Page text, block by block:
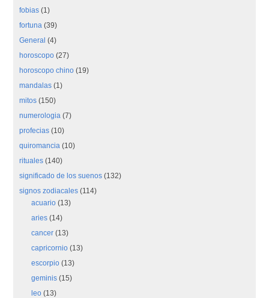
fobias (1)
fortuna (39)
General (4)
horoscopo (27)
horoscopo chino (19)
mandalas (1)
mitos (150)
numerologia (7)
profecias (10)
quiromancia (10)
rituales (140)
significado de los suenos (132)
signos zodiacales (114)
acuario (13)
aries (14)
cancer (13)
capricornio (13)
escorpio (13)
geminis (15)
leo (13)